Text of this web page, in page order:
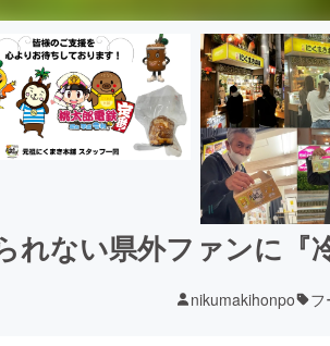
れない県外ファンに
nikumakihonpo